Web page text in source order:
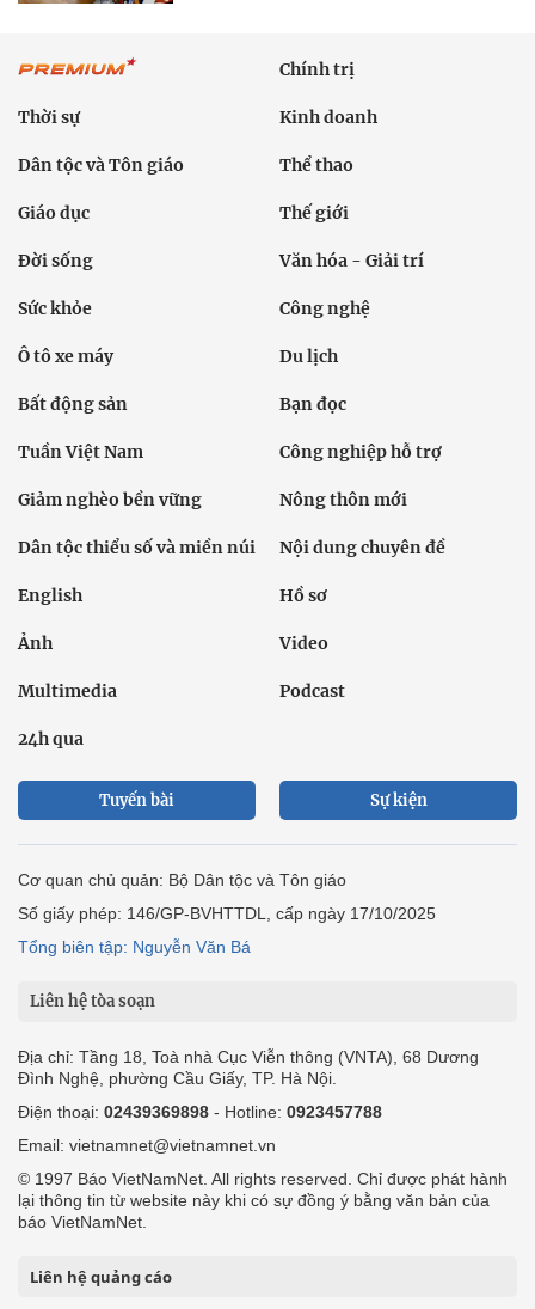
Chính trị
Thời sự Kinh doanh
Dân tộc và Tôn giáo Thể thao
Giáo dục Thế giới
Đời sống Văn hóa - Giải trí
Sức khỏe Công nghệ
Ô tô xe máy Du lịch
Bất động sản Bạn đọc
Tuần Việt Nam Công nghiệp hỗ trợ
Giảm nghèo bền vững Nông thôn mới
Dân tộc thiểu số và miền núi Nội dung chuyên đề
English Hồ sơ
Ảnh Video
Multimedia Podcast
24h qua
Tuyến bài Sự kiện
Cơ quan chủ quản: Bộ Dân tộc và Tôn giáo
Số giấy phép: 146/GP-BVHTTDL, cấp ngày 17/10/2025
Tổng biên tập: Nguyễn Văn Bá
Liên hệ tòa soạn
Địa chỉ: Tầng 18, Toà nhà Cục Viễn thông (VNTA), 68 Dương
Đình Nghệ, phường Cầu Giấy, TP. Hà Nội.
Điện thoại: 02439369898 - Hotline: 0923457788
Email: vietnamnet@vietnamnet.vn
© 1997 Báo VietNamNet. All rights reserved. Chỉ được phát hành
lại thông tin từ website này khi có sự đồng ý bằng văn bản của
báo VietNamNet.
Liên hệ quảng cáo